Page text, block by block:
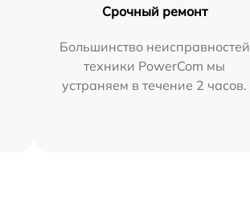
Срочный ремонт
Большинство неисправностей
техники PowerCom мы
устраняем в течение 2 часов.